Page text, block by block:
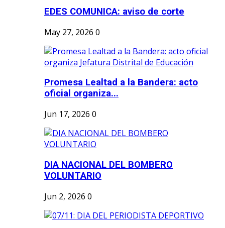
EDES COMUNICA: aviso de corte
May 27, 2026 0
Promesa Lealtad a la Bandera: acto
oficial organiza...
Jun 17, 2026 0
DIA NACIONAL DEL BOMBERO
VOLUNTARIO
Jun 2, 2026 0